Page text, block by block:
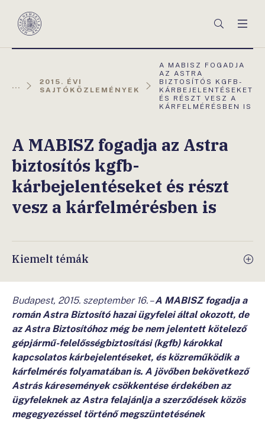
Magyar
Keresés
...
2015. ÉVI
SAJTÓKÖZLEMÉNYEK
AKTUÁLIS
OLDAL:
A MABISZ FOGADJA
AZ ASTRA
BIZTOSÍTÓS KGFB-
KÁRBEJELENTÉSEKET
ÉS RÉSZT VESZ A
KÁRFELMÉRÉSBEN IS
A MABISZ fogadja az Astra
biztosítós kgfb-
kárbejelentéseket és részt
vesz a kárfelmérésben is
Kiemelt témák
Budapest, 2015. szeptember 16. –A MABISZ fogadja a
román Astra Biztosító hazai ügyfelei által okozott, de
az Astra Biztosítóhoz még be nem jelentett kötelező
gépjármű-felelősségbiztosítási (kgfb) károkkal
kapcsolatos kárbejelentéseket, és közreműködik a
kárfelmérés folyamatában is. A jövőben bekövetkező
Astrás káresemények csökkentése érdekében az
ügyfeleknek az Astra felajánlja a szerződések közös
megegyezéssel történő megszüntetésének